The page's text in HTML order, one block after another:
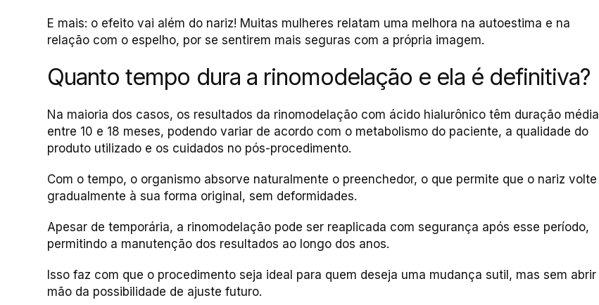
E mais: o efeito vai além do nariz! Muitas mulheres relatam uma melhora na autoestima e na
relação com o espelho, por se sentirem mais seguras com a própria imagem.
Quanto tempo dura a rinomodelação e ela é definitiva?
Na maioria dos casos, os resultados da rinomodelação com ácido hialurônico têm duração média
entre 10 e 18 meses, podendo variar de acordo com o metabolismo do paciente, a qualidade do
produto utilizado e os cuidados no pós-procedimento.
Com o tempo, o organismo absorve naturalmente o preenchedor, o que permite que o nariz volte
gradualmente à sua forma original, sem deformidades.
Apesar de temporária, a rinomodelação pode ser reaplicada com segurança após esse período,
permitindo a manutenção dos resultados ao longo dos anos.
Isso faz com que o procedimento seja ideal para quem deseja uma mudança sutil, mas sem abrir
mão da possibilidade de ajuste futuro.